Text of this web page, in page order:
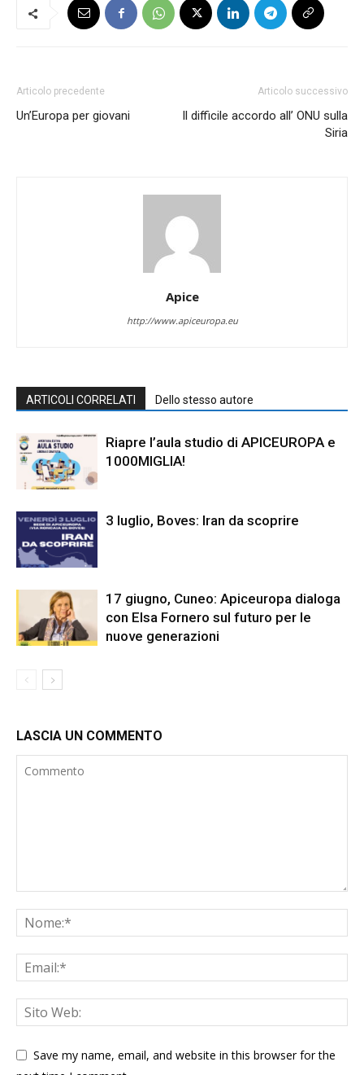
Articolo precedente
Un’Europa per giovani
Articolo successivo
Il difficile accordo all’ ONU sulla
Siria
Apice
http://www.apiceuropa.eu
ARTICOLI CORRELATI Dello stesso autore
Riapre l’aula studio di APICEUROPA e
1000MIGLIA!
3 luglio, Boves: Iran da scoprire
17 giugno, Cuneo: Apiceuropa dialoga
con Elsa Fornero sul futuro per le
nuove generazioni
LASCIA UN COMMENTO
Save my name, email, and website in this browser for the